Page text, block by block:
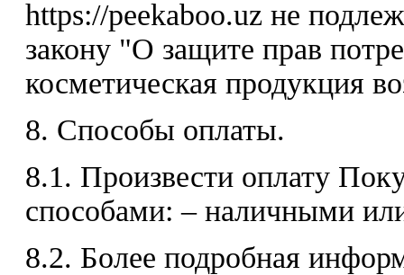
https://peekaboo.uz не
закону "О защите прав
косметическая продукция
8. Способы оплаты.
8.1. Произвести оплату
способами: – наличными
8.2. Более подробная